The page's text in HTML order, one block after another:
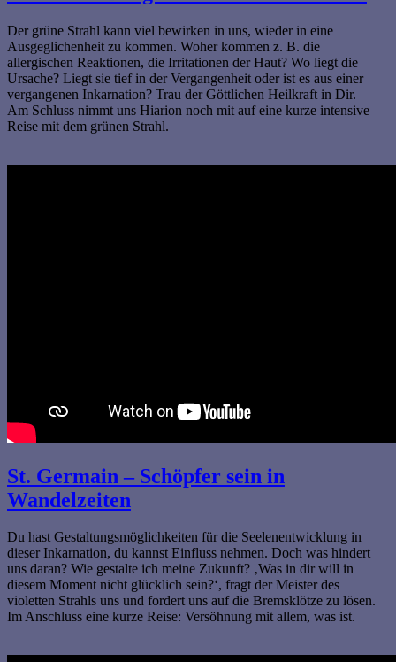
Der grüne Strahl kann viel bewirken in uns, wieder in eine
Ausgeglichenheit zu kommen. Woher kommen z. B. die
allergischen Reaktionen, die Irritationen der Haut? Wo liegt die
Ursache? Liegt sie tief in der Vergangenheit oder ist es aus einer
vergangenen Inkarnation? Trau der Göttlichen Heilkraft in Dir.
Am Schluss nimmt uns Hiarion noch mit auf eine kurze intensive
Reise mit dem grünen Strahl.
St. Germain – Schöpfer sein in
Wandelzeiten
Du hast Gestaltungsmöglichkeiten für die Seelenentwicklung in
dieser Inkarnation, du kannst Einfluss nehmen. Doch was hindert
uns daran? Wie gestalte ich meine Zukunft? ‚Was in dir will in
diesem Moment nicht glücklich sein?‘, fragt der Meister des
violetten Strahls uns und fordert uns auf die Bremsklötze zu lösen.
Im Anschluss eine kurze Reise: Versöhnung mit allem, was ist.